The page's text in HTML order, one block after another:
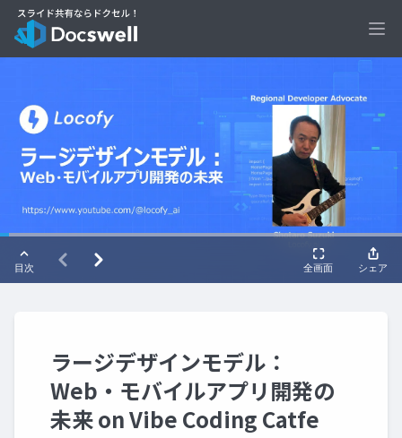
ラージデザインモデル：
Web・モバイルアプリ開発の
未来 on Vibe Coding Catfe